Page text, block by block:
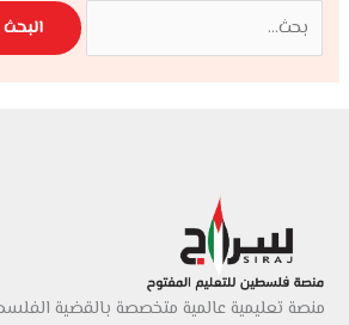
البحث
منصة تعليمية عالمية متخصصة بالقضية